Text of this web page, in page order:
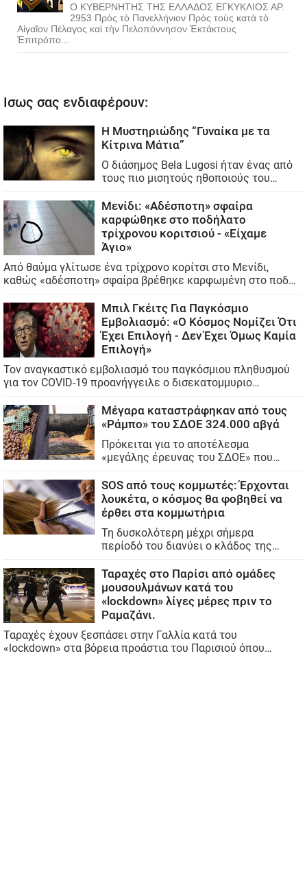
Ο ΚΥΒΕΡΝΗΤΗΣ ΤΗΣ ΕΛΛΑΔΟΣ ΕΓΚΥΚΛΙΟΣ ΑΡ.
2953 Πρὸς τὸ Πανελλήνιον Πρὸς τοὺς κατὰ τὸ
Αἰγαῖον Πέλαγος καὶ τὴν Πελοπόννησον Ἐκτάκτους
Ἐπιτρόπο...